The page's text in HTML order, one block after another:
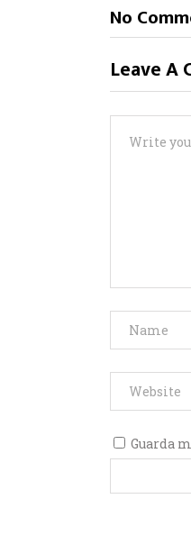
No
Leave A
Guarda